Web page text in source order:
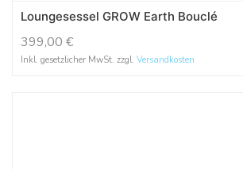
Loungesessel GROW Earth Bouclé
399,00 €
Inkl. gesetzlicher MwSt. zzgl. Versandkosten